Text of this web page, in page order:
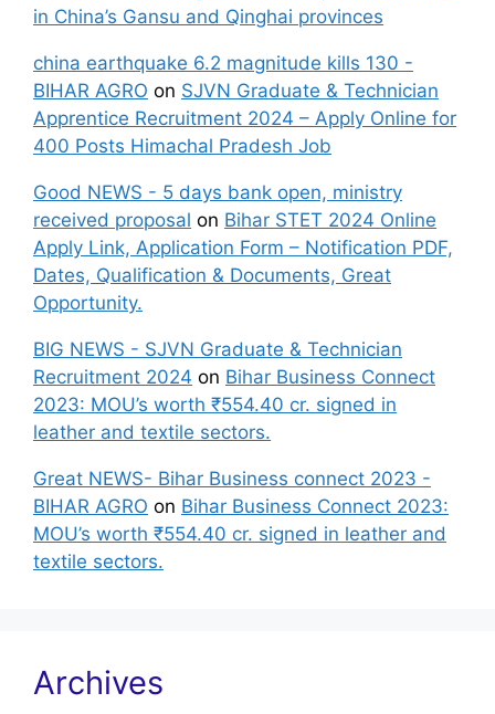
in China’s Gansu and Qinghai provinces
china earthquake 6.2 magnitude kills 130 -
BIHAR AGRO on SJVN Graduate & Technician
Apprentice Recruitment 2024 – Apply Online for
400 Posts Himachal Pradesh Job
Good NEWS - 5 days bank open, ministry
received proposal on Bihar STET 2024 Online
Apply Link, Application Form – Notification PDF,
Dates, Qualification & Documents, Great
Opportunity.
BIG NEWS - SJVN Graduate & Technician
Recruitment 2024 on Bihar Business Connect
2023: MOU’s worth ₹554.40 cr. signed in
leather and textile sectors.
Great NEWS- Bihar Business connect 2023 -
BIHAR AGRO on Bihar Business Connect 2023:
MOU’s worth ₹554.40 cr. signed in leather and
textile sectors.
Archives